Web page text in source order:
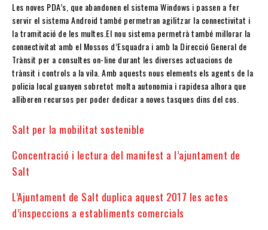
Les noves PDA’s, que abandonen el sistema Windows i passen a fer
servir el sistema Android també permetran agilitzar la connectivitat i
la tramitació de les multes.El nou sistema permetrà també millorar la
connectivitat amb el Mossos d’Esquadra i amb la Direcció General de
Trànsit per a consultes on-line durant les diverses actuacions de
trànsit i controls a la vila. Amb aquests nous elements els agents de la
policia local guanyen sobretot molta autonomia i rapidesa alhora que
alliberen recursos per poder dedicar a noves tasques dins del cos.
Salt per la mobilitat sostenible
Concentració i lectura del manifest a l’ajuntament de
Salt
L’Ajuntament de Salt duplica aquest 2017 les actes
d’inspeccions a establiments comercials